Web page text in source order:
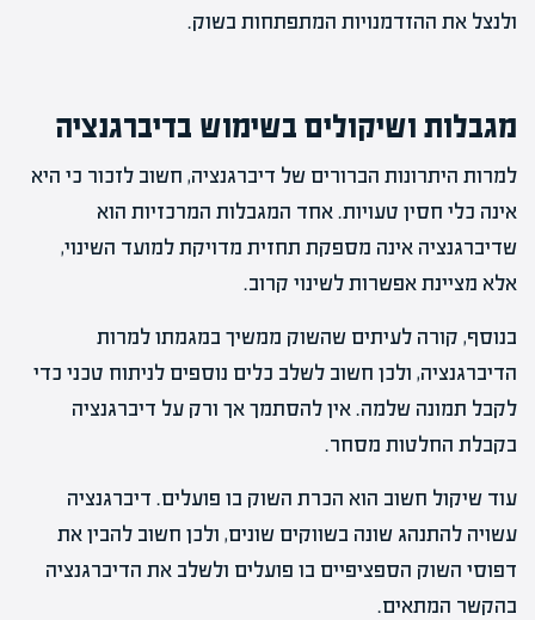
ולנצל את ההזדמנויות המתפתחות בשוק.
מגבלות ושיקולים בשימוש בדיברגנציה
למרות היתרונות הברורים של דיברגנציה, חשוב לזכור כי היא
אינה כלי חסין טעויות. אחד המגבלות המרכזיות הוא
שדיברגנציה אינה מספקת תחזית מדויקת למועד השינוי,
אלא מציינת אפשרות לשינוי קרוב.
בנוסף, קורה לעיתים שהשוק ממשיך במגמתו למרות
הדיברגנציה, ולכן חשוב לשלב כלים נוספים לניתוח טכני כדי
לקבל תמונה שלמה. אין להסתמך אך ורק על דיברגנציה
בקבלת החלטות מסחר.
עוד שיקול חשוב הוא הכרת השוק בו פועלים. דיברגנציה
עשויה להתנהג שונה בשווקים שונים, ולכן חשוב להבין את
דפוסי השוק הספציפיים בו פועלים ולשלב את הדיברגנציה
בהקשר המתאים.